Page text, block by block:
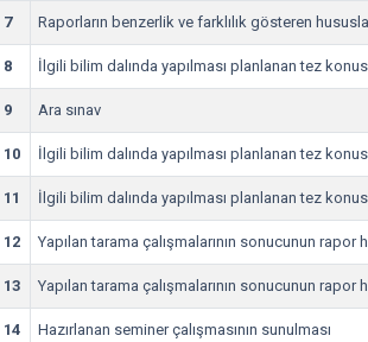
7 Raporların benzerlik ve farklılık gösteren
8 İlgili bilim dalında yapılması planlanan tez
9 Ara sınav
10 İlgili bilim dalında yapılması planlanan tez
11 İlgili bilim dalında yapılması planlanan tez
12 Yapılan tarama çalışmalarının sonucunun rapor
13 Yapılan tarama çalışmalarının sonucunun rapor
14 Hazırlanan seminer çalışmasının sunulması